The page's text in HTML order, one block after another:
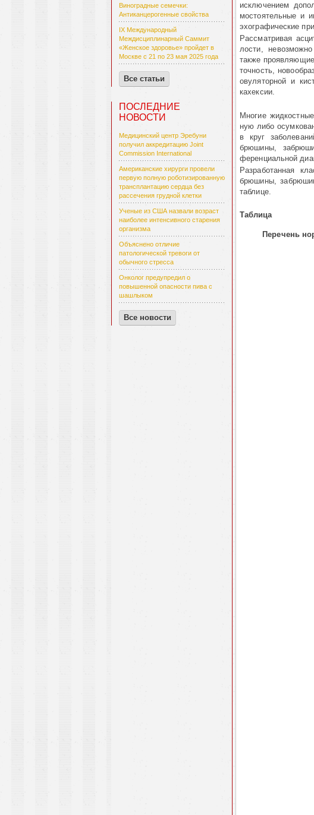
Виноградные семечки:
Антиканцерогенные свойства
IX Международный
Междисциплинарный Саммит
«Женское здоровье» пройдет в
Москве с 21 по 23 мая 2025 года
Все статьи
ПОСЛЕДНИЕ
НОВОСТИ
Медицинский центр Эребуни
получил аккредитацию Joint
Commission International
Американские хирурги провели
первую полную роботизированную
трансплантацию сердца без
рассечения грудной клетки
Ученые из США назвали возраст
наиболее интенсивного старения
организма
Объяснено отличие
патологической тревоги от
обычного стресса
Онколог предупредил о
повышенной опасности пива с
шашлыком
Все новости
исключением
мостоя­тельные и
эхографические
Рассматривая
лости,
также
точность,
овуляторной и
кахексии.
Многие
ную либо
в круг
брюшины,
ференциальной
Разработанная
брюшины,
таблице.
Таблица
Перечень